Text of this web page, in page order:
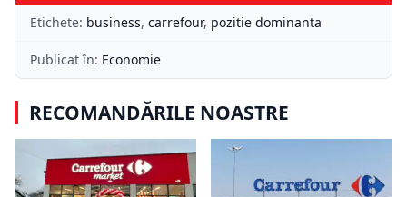
Etichete: business, carrefour, pozitie dominanta
Publicat în: Economie
RECOMANDĂRILE NOASTRE